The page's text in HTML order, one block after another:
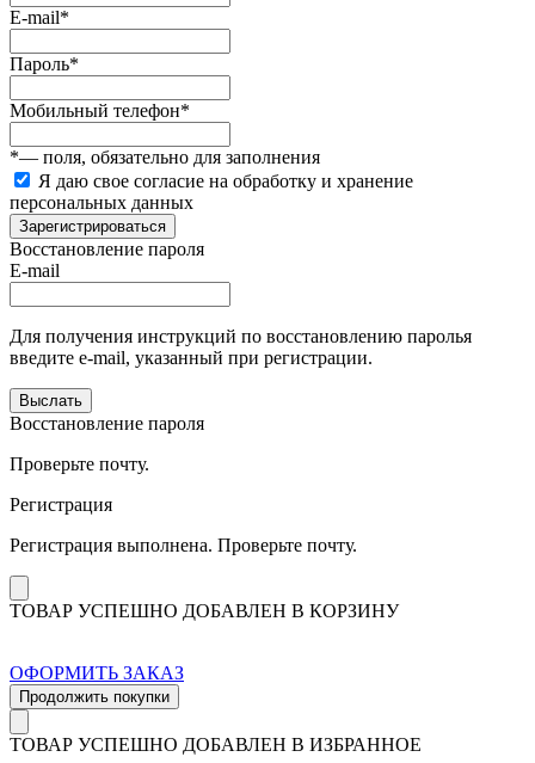
E-mail*
Пароль*
Мобильный телефон*
*— поля, обязательно для заполнения
Я даю свое согласие на обработку и хранение
персональных данных
Зарегистрироваться
Восстановление пароля
E-mail
Для получения инструкций по восстановлению паролья
введите e-mail, указанный при регистрации.
Выслать
Восстановление пароля
Проверьте почту.
Регистрация
Регистрация выполнена. Проверьте почту.
ТОВАР УСПЕШНО ДОБАВЛЕН В КОРЗИНУ
ОФОРМИТЬ ЗАКАЗ
Продолжить покупки
ТОВАР УСПЕШНО ДОБАВЛЕН В ИЗБРАННОЕ